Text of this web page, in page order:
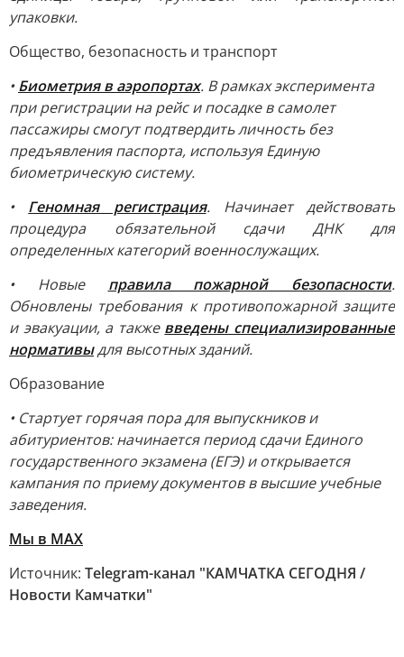
упаковки.
Общество, безопасность и транспорт
•Биометрия в аэропортах. В рамках эксперимента
при регистрации на рейс и посадке в самолет
пассажиры смогут подтвердить личность без
предъявления паспорта, используя Единую
биометрическую систему.
• Геномная регистрация. Начинает действовать
процедура обязательной сдачи ДНК для
определенных категорий военнослужащих.
• Новые правила пожарной безопасности.
Обновлены требования к противопожарной защите
и эвакуации, а также введены специализированные
нормативыдля высотных зданий.
Образование
• Стартует горячая пора для выпускников и
абитуриентов: начинается период сдачи Единого
государственного экзамена (ЕГЭ) и открывается
кампания по приему документов в высшие учебные
заведения.
Мы в MAX
Источник: Telegram-канал "КАМЧАТКА СЕГОДНЯ /
Новости Камчатки"